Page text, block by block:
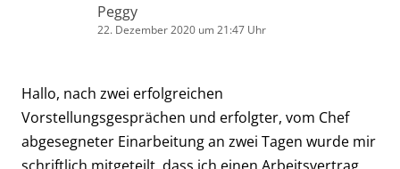
Peggy
22. Dezember 2020 um 21:47 Uhr
Hallo, nach zwei erfolgreichen
Vorstellungsgesprächen und erfolgter, vom Chef
abgesegneter Einarbeitung an zwei Tagen wurde mir